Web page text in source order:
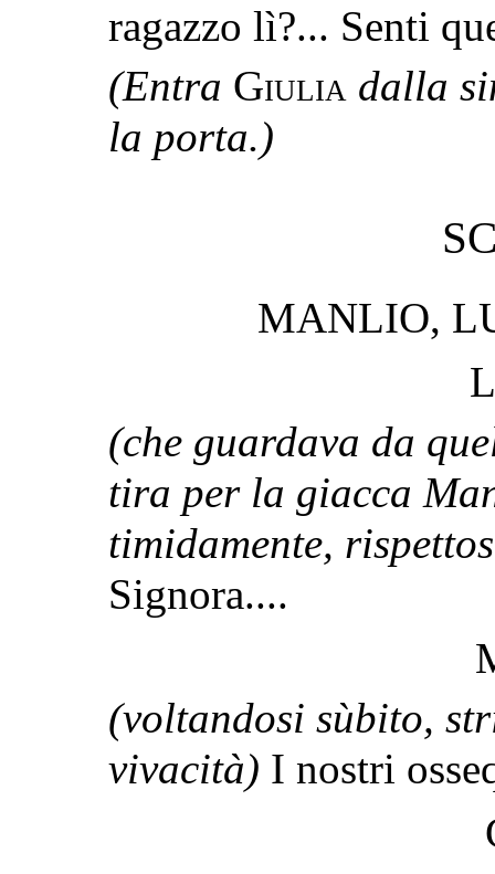
ragazzo lì?... Senti
(Entra Giulia dalla
la porta.)
MANLIO,
(che guardava da
tira per la giacca
timidamente,
Signora....
(voltandosi sùbito,
vivacità) I nostri